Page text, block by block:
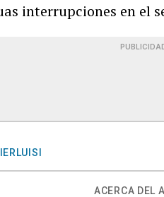
interrupciones en el
ACERCA DEL